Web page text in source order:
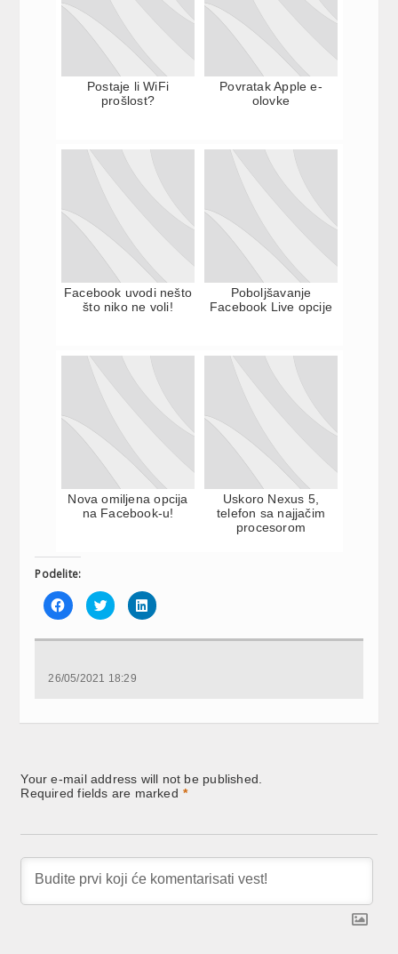
Postaje li WiFi
prošlost?
Povratak Apple e-
olovke
Facebook uvodi nešto
što niko ne voli!
Poboljšavanje
Facebook Live opcije
Nova omiljena opcija
na Facebook-u!
Uskoro Nexus 5,
telefon sa najjačim
procesorom
Podelite:
Click
to
share
Facebook
new
Click
to
share
Twitter
new
Click
to
LinkedIn
26/05/2021 18:29
Your e-mail address will not be published.
Required fields are marked *